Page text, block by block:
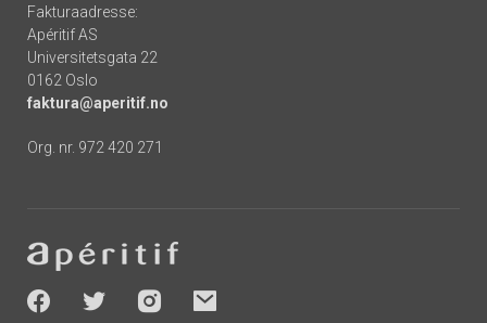
Fakturaadresse:
Apéritif AS
Universitetsgata 22
0162 Oslo
faktura@aperitif.no
Org. nr. 972 420 271
-